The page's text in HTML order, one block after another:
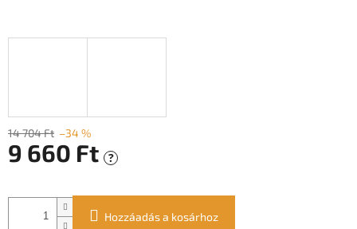
14 704 Ft –34 %
9 660 Ft ?
Hozzáadás a kosárhoz